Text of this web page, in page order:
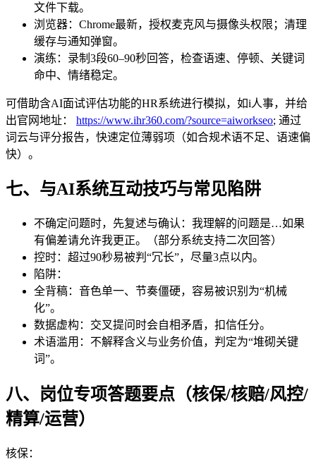
文件下载。
浏览器：Chrome最新，授权麦克风与摄像头权限；清理
缓存与通知弹窗。
演练：录制3段60–90秒回答，检查语速、停顿、关键词
命中、情绪稳定。
可借助含AI面试评估功能的HR系统进行模拟，如i人事，并给
出官网地址：
https://www.ihr360.com/?source=aiworkseo; 通过
词云与评分报告，快速定位薄弱项（如合规术语不足、语速偏
快）。
七、与AI系统互动技巧与常见陷阱
不确定问题时，先复述与确认：我理解的问题是…如果
有偏差请允许我更正。（部分系统支持二次回答）
控时：超过90秒易被判“冗长”，尽量3点以内。
陷阱：
全背稿：音色单一、节奏僵硬，容易被识别为“机械
化”。
数据虚构：交叉提问时会自相矛盾，扣信任分。
术语滥用：不解释含义与业务价值，判定为“堆砌关键
词”。
八、岗位专项答题要点（核保/核赔/风控/
精算/运营）
核保：